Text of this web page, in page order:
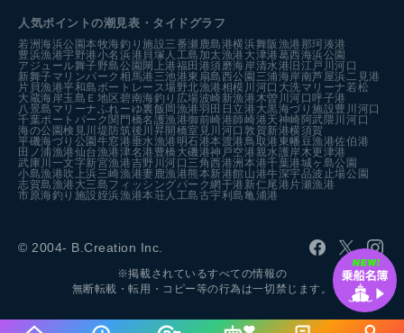
人気ポイントの潮見表・タイドグラフ
若洲海浜公園本牧海釣り施設三番瀬 鹿島港横浜舞阪漁港 那珂湊港
豊浜漁港宇野港小名浜港 貝塚人工島 加太漁港 大津港葛西海浜公園
アジュール舞子野島公園閖上港福田港須磨海岸清水港 旧江戸川河口
新舞子マリンパーク 相馬港 三池港東扇島西公園 三浦海岸南芦屋浜 二見港
片貝漁港平和島ボートレース場野北漁港相模川河口 大洗マリーナ 若松
大蔵海岸玉島Ｅ地区碧南海釣り広場波崎新漁港 木曽川河口呼子港
八景島マリーナふれーゆ裏飯岡漁港羽田 日立港 大黒海づり施設豊川河口
千葉ポートパーク関門橋名護漁港御前崎港師崎港天神崎阿武隈川河口
海の公園検見川堤防筑後川昇開橋室見川河口敦賀新港横須賀
平磯海づり公園牛窓港垂水漁港 明石港本渡港 鳥取港 東幡豆漁港佐伯港
田ノ浦漁港仙台漁港津名港 豊橋 大磯港神戸空港親水護岸 木更津港
武庫川一文字新宮漁港吉野川河口 三角西港洲本港千葉港城ヶ島公園
小島漁港吹上浜三崎漁港妻鹿漁港熊本新港館山港牛深宇品波止場公園
志賀島漁港 大三島フィッシングパーク網干港 新仁尾港 片瀬漁港
市原海釣り施設姪浜漁港本荘人工島古宇利島亀浦港
© 2004- B.Creation Inc.
※掲載されているすべての情報の
無断転載・転用・コピー等の行為は一切禁じます。